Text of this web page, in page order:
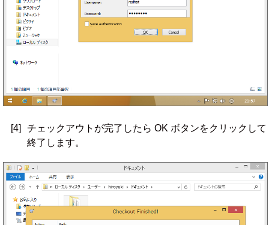
[4]
チェックアウトが完了したら OK ボタンをクリックして
終了します。